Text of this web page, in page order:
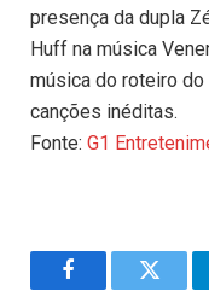
presença da dupla
Huff na música
música do roteiro
canções inéditas.
Fonte: G1
FacebookTwitter